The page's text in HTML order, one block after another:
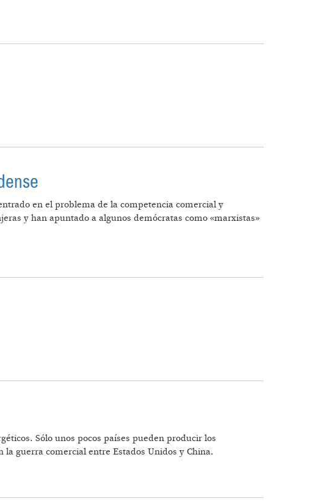
en el problema de la competencia comercial y
y han apuntado a algunos demócratas como «marxistas»
Sólo unos pocos países pueden producir los
guerra comercial entre Estados Unidos y China.